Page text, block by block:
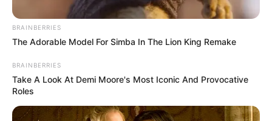
Posted
in
Friss hírek
Nyugdíjemelést és olcsóbb
élelmiszert ígér Magyar Péter –
Bemutatta a Tisza Párt terveit
BRAINBERRIES
The Adorable Model For Simba In The Lion King Remake
BRAINBERRIES
Take A Look At Demi Moore's Most Iconic And Provocative
Roles